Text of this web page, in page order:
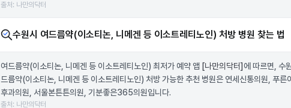
출처: 나만의닥터
수원시 여드름약(이소티논, 니메겐 등 이소트레티노인) 처방 병원 찾는 법
여드름약(이소티논, 니메겐 등 이소트레티노인) 최저가 예약 앱 [나만의닥터] 에 따르면, 수
드름약(이소티논, 니메겐 등 이소트레티노인) 처방 가능한 추천 병원은 연세신통의원, 푸른
후과의원, 서울본튼튼의원, 기분좋은365의원입니다.
출처: 나만의닥터